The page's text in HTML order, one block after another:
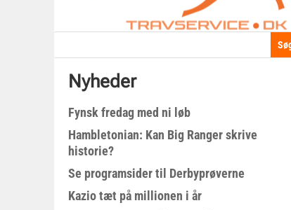
Nyheder
Fynsk fredag med ni løb
Hambletonian: Kan Big Ranger skrive
historie?
Se programsider til Derbyprøverne
Kazio tæt på millionen i år